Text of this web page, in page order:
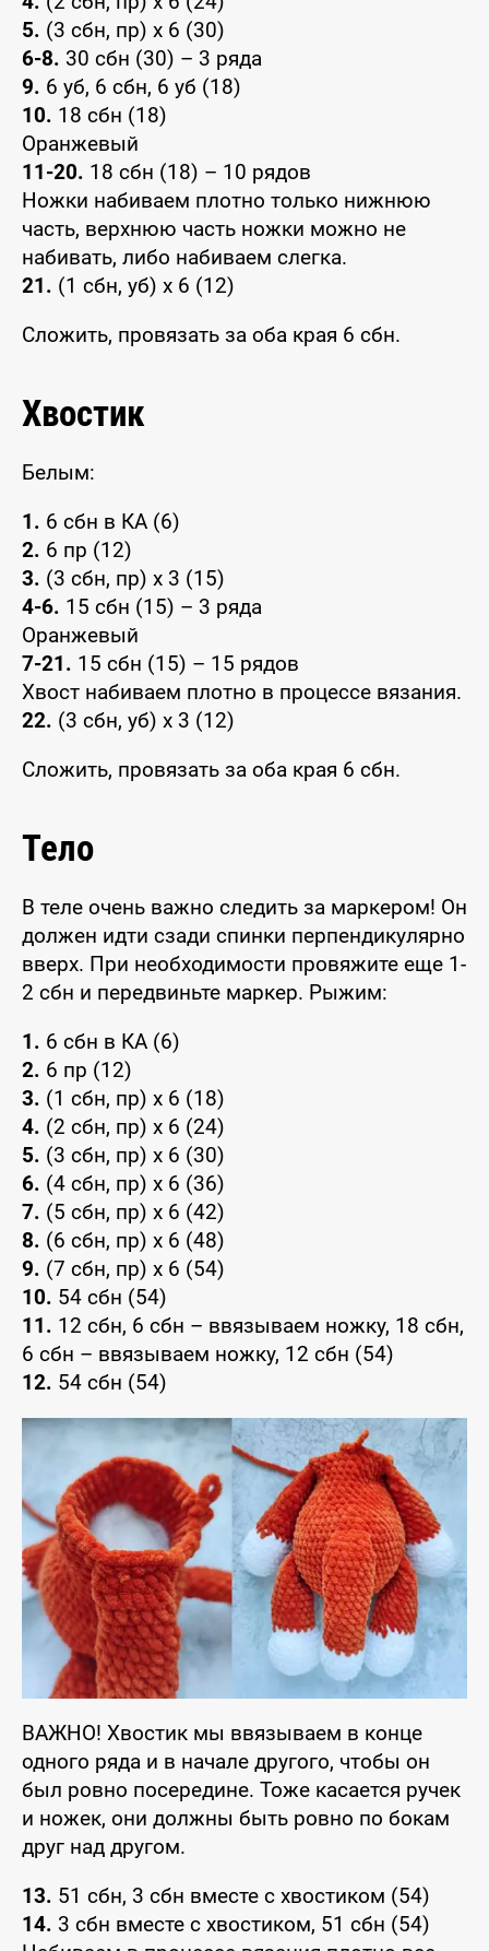
5. (3 сбн, пр) x 6 (30)
6-8. 30 сбн (30) – 3 ряда
9. 6 уб, 6 сбн, 6 уб (18)
10. 18 сбн (18)
Оранжевый
11-20. 18 сбн (18) – 10 рядов
Ножки набиваем плотно только нижнюю
часть, верхнюю часть ножки можно не
набивать, либо набиваем слегка.
21. (1 сбн, уб) x 6 (12)
Сложить, провязать за оба края 6 сбн.
Хвостик
Белым:
1. 6 сбн в КА (6)
2. 6 пр (12)
3. (3 сбн, пр) x 3 (15)
4-6. 15 сбн (15) – 3 ряда
Оранжевый
7-21. 15 сбн (15) – 15 рядов
Хвост набиваем плотно в процессе вязания.
22. (3 сбн, уб) x 3 (12)
Сложить, провязать за оба края 6 сбн.
Тело
В теле очень важно следить за маркером! Он
должен идти сзади спинки перпендикулярно
вверх. При необходимости провяжите еще 1-
2 сбн и передвиньте маркер. Рыжим:
1. 6 сбн в КА (6)
2. 6 пр (12)
3. (1 сбн, пр) x 6 (18)
4. (2 сбн, пр) x 6 (24)
5. (3 сбн, пр) x 6 (30)
6. (4 сбн, пр) x 6 (36)
7. (5 сбн, пр) x 6 (42)
8. (6 сбн, пр) x 6 (48)
9. (7 сбн, пр) x 6 (54)
10. 54 сбн (54)
11. 12 сбн, 6 сбн – ввязываем ножку, 18 сбн,
6 сбн – ввязываем ножку, 12 сбн (54)
12. 54 сбн (54)
ВАЖНО! Хвостик мы ввязываем в конце
одного ряда и в начале другого, чтобы он
был ровно посередине. Тоже касается ручек
и ножек, они должны быть ровно по бокам
друг над другом.
13. 51 сбн, 3 сбн вместе с хвостиком (54)
14. 3 сбн вместе с хвостиком, 51 сбн (54)